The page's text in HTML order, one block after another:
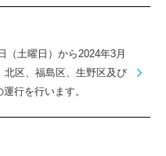
（土曜日）から2024年3月
北区、福島区、生野区及び
行を行います。